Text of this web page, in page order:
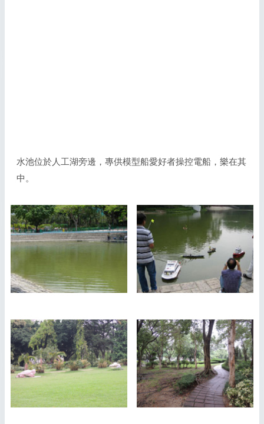
水池位於人工湖旁邊，專供模型船愛好者操控電船，樂在其
中。